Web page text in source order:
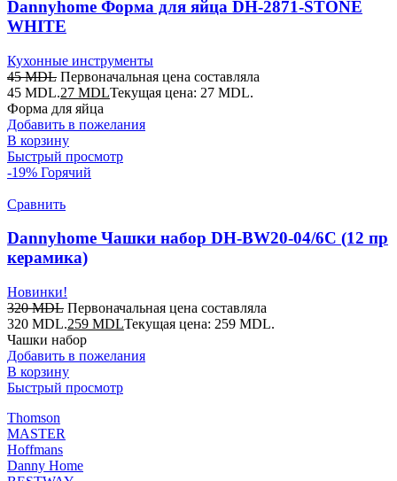
Dannyhome Форма для яйца DH-2871-STONE
WHITE
Кухонные инструменты
45MDL Первоначальная цена составляла
45 MDL.27 MDLТекущая цена: 27 MDL.
Форма для яйца
Добавить в пожелания
В корзину
Быстрый просмотр
-19% Горячий
Сравнить
Dannyhome Чашки набор DH-BW20-04/6C (12 пр
керамика)
Новинки!
320MDL Первоначальная цена составляла
320 MDL.259 MDLТекущая цена: 259 MDL.
Чашки набор
Добавить в пожелания
В корзину
Быстрый просмотр
Thomson
MASTER
Hoffmans
Danny Home